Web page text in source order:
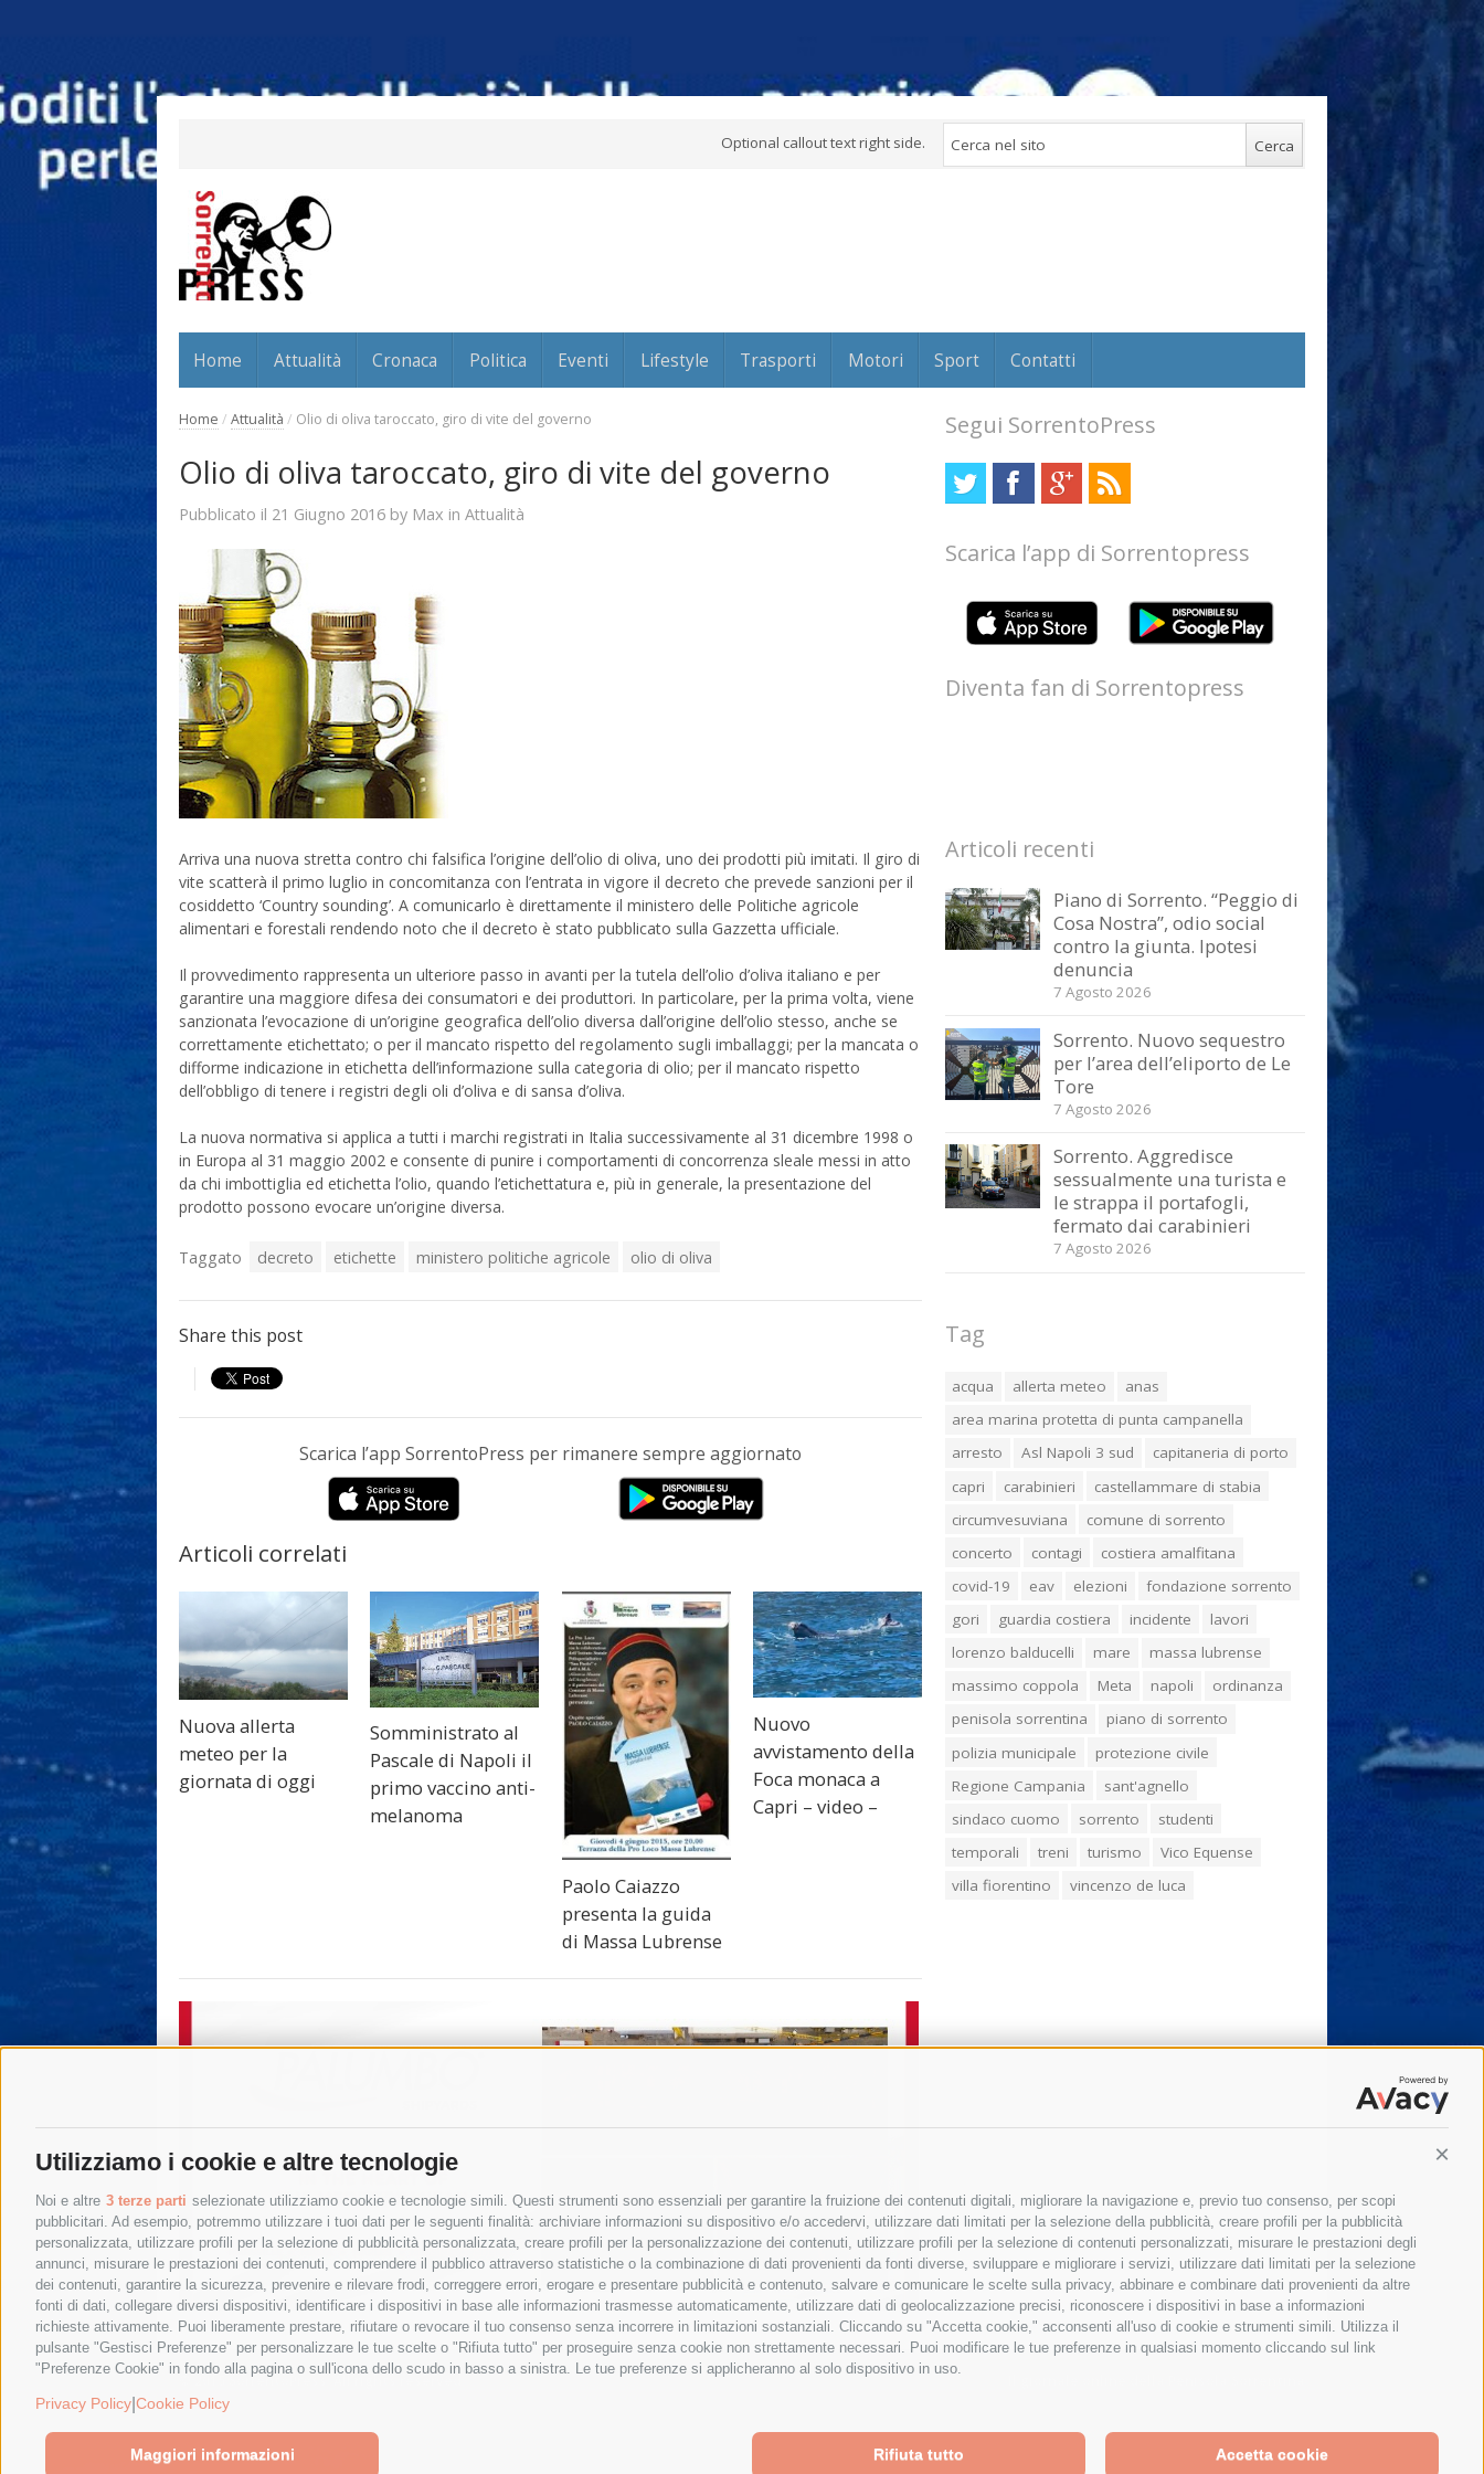
Utilizziamo i cookie e altre tecnologie
Noi e altre 3 terze parti selezionate utilizziamo cookie e tecnologie simili. Questi strumenti sono essenziali per garantire la fruizione dei contenuti digitali, migliorare la navigazione e, previo tuo consenso, per scopi
pubblicitari. Ad esempio, potremmo utilizzare i tuoi dati per le seguenti finalità: archiviare informazioni su dispositivo e/o accedervi, utilizzare dati limitati per la selezione della pubblicità, creare profili per la pubblicità
personalizzata, utilizzare profili per la selezione di pubblicità personalizzata, creare profili per la personalizzazione dei contenuti, utilizzare profili per la selezione di contenuti personalizzati, misurare le prestazioni degli
annunci, misurare le prestazioni dei contenuti, comprendere il pubblico attraverso statistiche o la combinazione di dati provenienti da fonti diverse, sviluppare e migliorare i servizi, utilizzare dati limitati per la selezione
dei contenuti, garantire la sicurezza, prevenire e rilevare frodi, correggere errori, erogare e presentare pubblicità e contenuto, salvare e comunicare le scelte sulla privacy, abbinare e combinare dati provenienti da altre
fonti di dati, collegare diversi dispositivi, identificare i dispositivi in base alle informazioni trasmesse automaticamente, utilizzare dati di geolocalizzazione precisi, riconoscere i dispositivi in base a informazioni
richieste attivamente. Puoi liberamente prestare, rifiutare o revocare il tuo consenso senza incorrere in limitazioni sostanziali. Cliccando su "Accetta cookie," acconsenti all'uso di cookie e strumenti simili. Utilizza il
pulsante "Gestisci Preferenze" per personalizzare le tue scelte o "Rifiuta tutto" per proseguire senza cookie non strettamente necessari. Puoi modificare le tue preferenze in qualsiasi momento cliccando sul link
"Preferenze Cookie" in fondo alla pagina o sull'icona dello scudo in basso a sinistra. Le tue preferenze si applicheranno al solo dispositivo in uso.
Privacy Policy Cookie Policy
Accetta cookie
Rifiuta tutto
Maggiori informazioni
Optional callout text right side.
Home Attualità Cronaca Politica Eventi Lifestyle Trasporti Motori Sport Contatti
Home / Attualità / Olio di oliva taroccato, giro di vite del governo
Olio di oliva taroccato, giro di vite del governo
Pubblicato il 21 Giugno 2016 by Max in Attualità
Arriva una nuova stretta contro chi falsifica l’origine dell’olio di oliva, uno dei prodotti più imitati. Il giro di
vite scatterà il primo luglio in concomitanza con l’entrata in vigore il decreto che prevede sanzioni per il
cosiddetto ‘Country sounding’. A comunicarlo è direttamente il ministero delle Politiche agricole
alimentari e forestali rendendo noto che il decreto è stato pubblicato sulla Gazzetta ufficiale.
Il provvedimento rappresenta un ulteriore passo in avanti per la tutela dell’olio d’oliva italiano e per
garantire una maggiore difesa dei consumatori e dei produttori. In particolare, per la prima volta, viene
sanzionata l’evocazione di un’origine geografica dell’olio diversa dall’origine dell’olio stesso, anche se
correttamente etichettato; o per il mancato rispetto del regolamento sugli imballaggi; per la mancata o
difforme indicazione in etichetta dell’informazione sulla categoria di olio; per il mancato rispetto
dell’obbligo di tenere i registri degli oli d’oliva e di sansa d’oliva.
La nuova normativa si applica a tutti i marchi registrati in Italia successivamente al 31 dicembre 1998 o
in Europa al 31 maggio 2002 e consente di punire i comportamenti di concorrenza sleale messi in atto
da chi imbottiglia ed etichetta l’olio, quando l’etichettatura e, più in generale, la presentazione del
prodotto possono evocare un’origine diversa.
Taggato decreto etichette ministero politiche agricole olio di oliva
Share this post
Scarica l’app SorrentoPress per rimanere sempre aggiornato
Articoli correlati
Nuova allerta
meteo per la
giornata di oggi
Somministrato al
Pascale di Napoli il
primo vaccino anti-
melanoma
Paolo Caiazzo
presenta la guida
di Massa Lubrense
Nuovo
avvistamento della
Foca monaca a
Capri – video –
Segui SorrentoPress
Scarica l’app di Sorrentopress
Diventa fan di Sorrentopress
Articoli recenti
Piano di Sorrento. “Peggio di
Cosa Nostra”, odio social
contro la giunta. Ipotesi
denuncia
7 Agosto 2026
Sorrento. Nuovo sequestro
per l’area dell’eliporto de Le
Tore
7 Agosto 2026
Sorrento. Aggredisce
sessualmente una turista e
le strappa il portafogli,
fermato dai carabinieri
7 Agosto 2026
Tag
acqua allerta meteo
anas
area marina protetta di punta campanella
arresto
Asl Napoli 3 sud
capitaneria di porto
capri
carabinieri
castellammare di stabia
circumvesuviana
comune di sorrento
concerto
contagi
costiera amalfitana
covid-19
eav elezioni
fondazione sorrento
gori
guardia costiera incidente
lavori
lorenzo balducelli
mare
massa lubrense
massimo coppola
Meta napoli
ordinanza
penisola sorrentina
piano di sorrento
polizia municipale
protezione civile
Regione Campania
sant'agnello
sindaco cuomo
sorrento
studenti
temporali
treni turismo
Vico Equense
villa fiorentino
vincenzo de luca
© 2015 SorrentoPress. All rights reserved.
Privacy policy